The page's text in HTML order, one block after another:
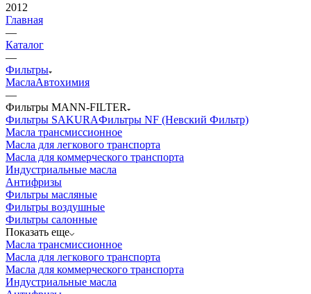
2012
Главная
—
Каталог
—
Фильтры
МаслаАвтохимия
—
Фильтры MANN-FILTER
Фильтры SAKURAФильтры NF (Невский Фильтр)
Масла трансмиссионное
Масла для легкового транспорта
Масла для коммерческого транспорта
Индустриальные масла
Антифризы
Фильтры масляные
Фильтры воздушные
Фильтры салонные
Показать еще
Масла трансмиссионное
Масла для легкового транспорта
Масла для коммерческого транспорта
Индустриальные масла